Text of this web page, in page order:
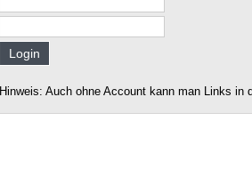
Hinweis: Auch ohne Account kann man Links in